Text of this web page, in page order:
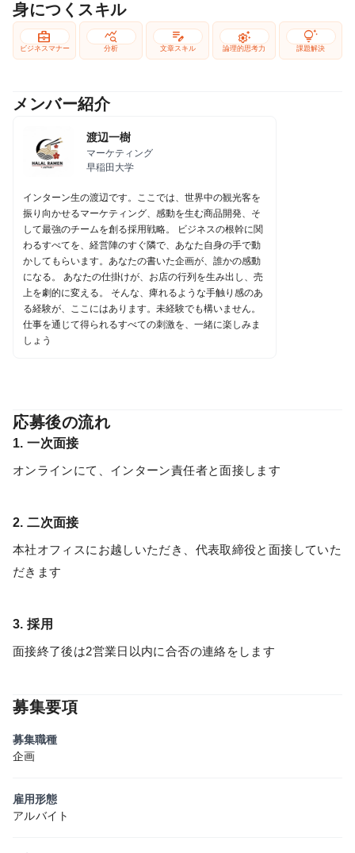
身につくスキル
business_center
ビジネスマナー
query_stats
分析
edit_note
文章スキル
settings_suggest
論理的思考力
tips_and_updates
課題解決
メンバー紹介
渡辺一樹
マーケティング
早稲田大学
インターン生の渡辺です。ここでは、世界中の観光客を
振り向かせるマーケティング、感動を生む商品開発、そ
して最強のチームを創る採用戦略。 ビジネスの根幹に関
わるすべてを、経営陣のすぐ隣で、あなた自身の手で動
かしてもらいます。あなたの書いた企画が、誰かの感動
になる。 あなたの仕掛けが、お店の行列を生み出し、売
上を劇的に変える。 そんな、痺れるような手触り感のあ
る経験が、ここにはあります。未経験でも構いません。
仕事を通じて得られるすべての刺激を、一緒に楽しみま
しょう
応募後の流れ
1. 一次面接
オンラインにて、インターン責任者と面接します
2. 二次面接
本社オフィスにお越しいただき、代表取締役と面接していた
だきます
3. 採用
面接終了後は2営業日以内に合否の連絡をします
募集要項
募集職種
企画
雇用形態
アルバイト